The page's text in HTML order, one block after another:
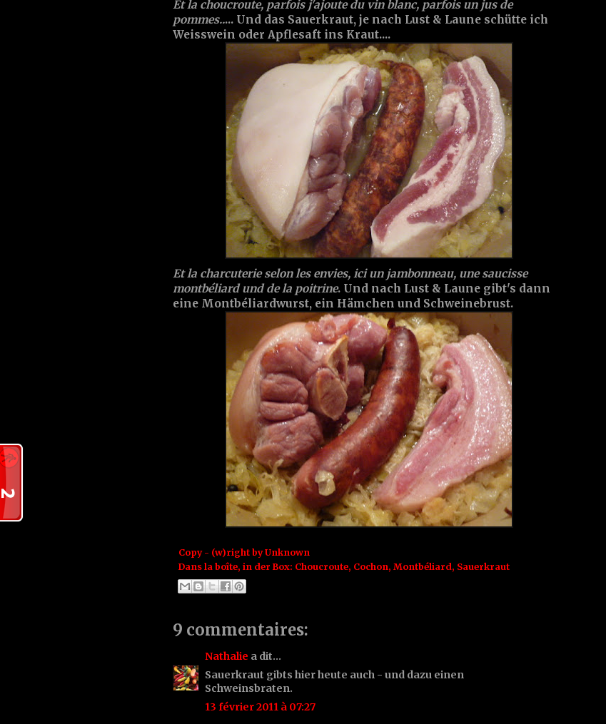
Et la choucroute, parfois j'ajoute du vin blanc, parfois un jus de
pommes..... Und das Sauerkraut, je nach Lust & Laune schütte ich
Weisswein oder Apflesaft ins Kraut....
Et la charcuterie selon les envies, ici un jambonneau, une saucisse
montbéliard und de la poitrine. Und nach Lust & Laune gibt's dann
eine Montbéliardwurst, ein Hämchen und Schweinebrust.
Copy - (w)right byUnknown
Dans la boîte, in der Box: Choucroute, Cochon, Montbéliard, Sauerkraut
9 commentaires:
Nathalie a dit…
Sauerkraut gibts hier heute auch - und dazu einen
Schweinsbraten.
13 février 2011 à 07:27